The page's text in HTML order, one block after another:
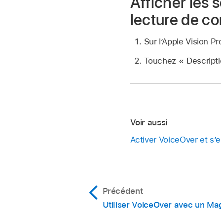
lecture de
Sur l’Apple Vision
Touchez «
Voir aussi
Activer VoiceOver et
Précédent
Utiliser VoiceOver avec un